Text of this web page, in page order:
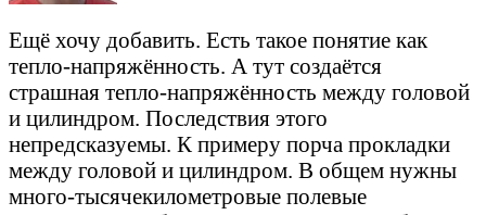
Ещё хочу добавить. Есть такое понятие как
тепло-напряжённость. А тут создаётся
страшная тепло-напряжённость между головой
и цилиндром. Последствия этого
непредсказуемы. К примеру порча прокладки
между головой и цилиндром. В общем нужны
много-тысячекилометровые полевые